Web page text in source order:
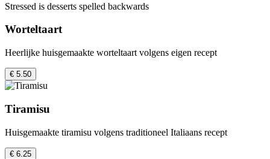
Stressed is desserts spelled backwards
Worteltaart
Heerlijke huisgemaakte worteltaart volgens eigen recept
€ 5.50
Tiramisu
Huisgemaakte tiramisu volgens traditioneel Italiaans recept
€ 6.25